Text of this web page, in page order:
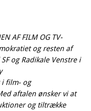
AF FILM OG TV-
og resten af
og Radikale Venstre i
film- og
aftalen ønsker vi at
og tiltrække